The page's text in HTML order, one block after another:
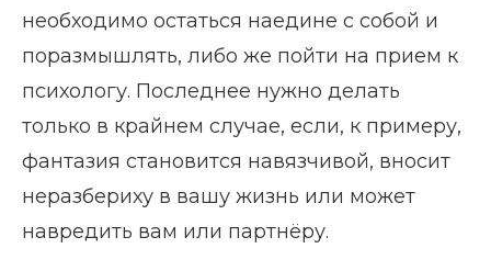
необходимо остаться наедине с собой и
поразмышлять, либо же пойти на прием к
психологу. Последнее нужно делать
только в крайнем случае, если, к примеру,
фантазия становится навязчивой, вносит
неразбериху в вашу жизнь или может
навредить вам или партнёру.